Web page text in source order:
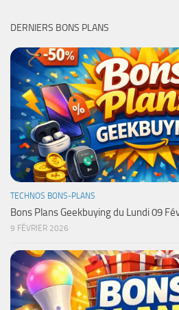
DERNIERS BONS PLANS
TECHNOS BONS-PLANS
Bons Plans Geekbuying du Lundi 09
9 FÉVRIER 2026